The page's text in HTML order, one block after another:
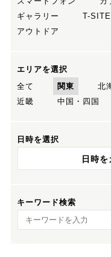
ギャラリー
T-SITE
アウトドア
エリアを選択
全て
関東 北
近畿
中国・四国
日時を選択
日時
キーワード検索
キーワード検索